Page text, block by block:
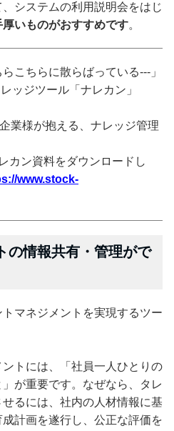
システムの利用説明会をはじ
いものがおすすめです。
こちらに散らばっている---」
ッジツール「ナレカン」
業様が抱える、ナレッジ管理
カン資料をダウンロードし
www.stock-
の情報共有・管理がで
マネジメントを実現するツー
トには、「社員一人ひとりの
が重要です。なぜなら、タレ
るには、社内の人材情報に基
計画を遂行し、公正な評価を